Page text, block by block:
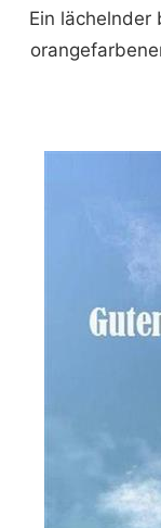
Ein lächelnder